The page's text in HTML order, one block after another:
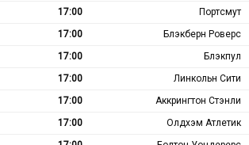
17:00
Портсмут
17:00
Блэкберн Роверс
17:00
Блэкпул
17:00
Линкольн Сити
17:00
Аккрингтон Стэнли
17:00
Олдхэм Атлетик